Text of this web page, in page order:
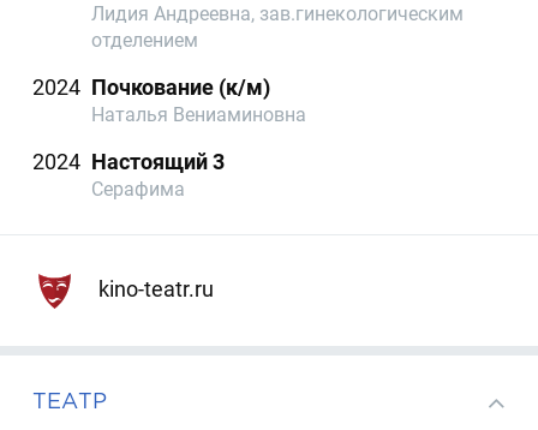
Лидия Андреевна, зав.гинекологическим
отделением
2024 Почкование (к/м)
Наталья Вениаминовна
2024 Настоящий 3
Серафима
kino-teatr.ru
ТЕАТР